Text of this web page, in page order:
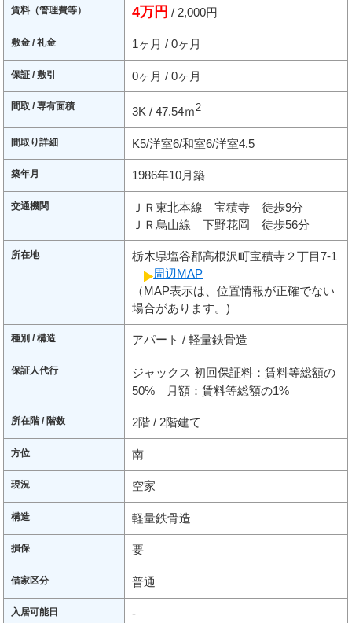
賃料（管理費等） 4万円 / 2,000円
敷金 / 礼金 1ヶ月 / 0ヶ月
保証 / 敷引 0ヶ月 / 0ヶ月
間取 / 専有面積 3K / 47.54ｍ2
間取り詳細 K5/洋室6/和室6/洋室4.5
築年月 1986年10月築
交通機関
ＪＲ東北本線 宝積寺 徒歩9分
ＪＲ烏山線 下野花岡 徒歩56分
所在地
栃木県塩谷郡高根沢町宝積寺２丁目7-1
周辺MAP
（MAP表示は、位置情報が正確でない
場合があります。)
種別 / 構造 アパート / 軽量鉄骨造
保証人代行
ジャックス 初回保証料：賃料等総額の
50% 月額：賃料等総額の1%
所在階 / 階数 2階 / 2階建て
方位 南
現況 空家
構造 軽量鉄骨造
損保 要
借家区分 普通
入居可能日 -